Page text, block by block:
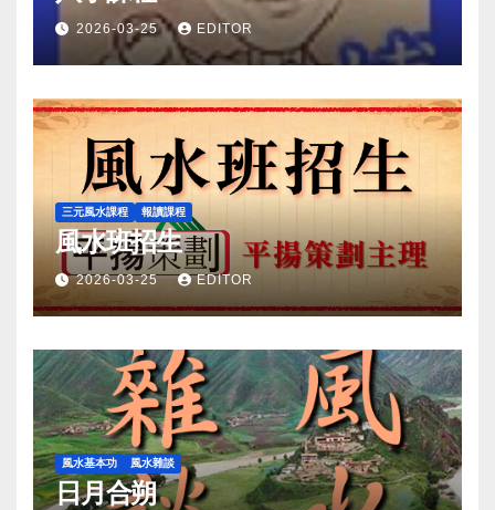
2026-03-25 EDITOR
三元風水課程 報讀課程
風水班招生
2026-03-25 EDITOR
風水基本功 風水雜談
日月合朔